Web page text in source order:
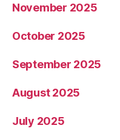
November 2025
October 2025
September 2025
August 2025
July 2025